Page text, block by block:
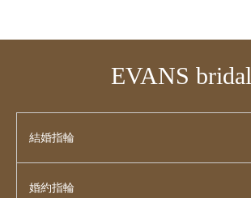
EVANS bridal
結婚指輪
婚約指輪